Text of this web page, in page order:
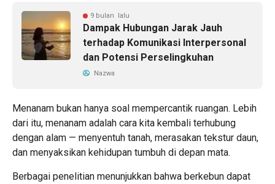
9 bulan lalu
Dampak Hubungan Jarak Jauh
terhadap Komunikasi Interpersonal
dan Potensi Perselingkuhan
Nazwa
Menanam bukan hanya soal mempercantik ruangan. Lebih
dari itu, menanam adalah cara kita kembali terhubung
dengan alam — menyentuh tanah, merasakan tekstur daun,
dan menyaksikan kehidupan tumbuh di depan mata.
Berbagai penelitian menunjukkan bahwa berkebun dapat